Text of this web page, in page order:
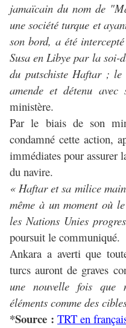
jamaïcain du nom de
une société turque et
son bord, a été
Susa en Libye par la soi-
du putschiste Haftar ; le
amende et détenu avec
ministère.
Par le biais de son
condamné cette action,
immédiates pour assurer
du navire.
« Haftar et sa milice
même à un moment où
les Nations Unies
poursuit le communiqué.
Ankara a averti que
turcs auront de graves
une nouvelle fois que
éléments comme des
*Source : TRT en